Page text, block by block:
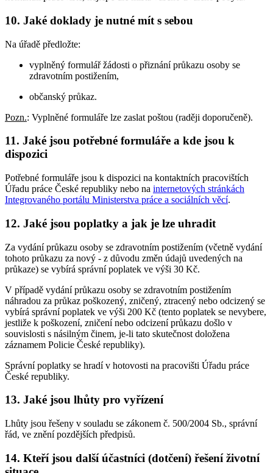
10. Jaké doklady je nutné mít s sebou
Na úřadě předložte:
vyplněný formulář žádosti o přiznání průkazu osoby se
zdravotním postižením,
občanský průkaz.
Pozn.: Vyplněné formuláře lze zaslat poštou (raději doporučeně).
11. Jaké jsou potřebné formuláře a kde jsou k
dispozici
Potřebné formuláře jsou k dispozici na kontaktních pracovištích
Úřadu práce České republiky nebo na internetových stránkách
Integrovaného portálu Ministerstva práce a sociálních věcí.
12. Jaké jsou poplatky a jak je lze uhradit
Za vydání průkazu osoby se zdravotním postižením (včetně vydání
tohoto průkazu za nový - z důvodu změn údajů uvedených na
průkaze) se vybírá správní poplatek ve výši 30 Kč.
V případě vydání průkazu osoby se zdravotním postižením
náhradou za průkaz poškozený, zničený, ztracený nebo odcizený se
vybírá správní poplatek ve výši 200 Kč (tento poplatek se nevybere,
jestliže k poškození, zničení nebo odcizení průkazu došlo v
souvislosti s násilným činem, je-li tato skutečnost doložena
záznamem Policie České republiky).
Správní poplatky se hradí v hotovosti na pracovišti Úřadu práce
České republiky.
13. Jaké jsou lhůty pro vyřízení
Lhůty jsou řešeny v souladu se zákonem č. 500/2004 Sb., správní
řád, ve znění pozdějších předpisů.
14. Kteří jsou další účastníci (dotčení) řešení životní